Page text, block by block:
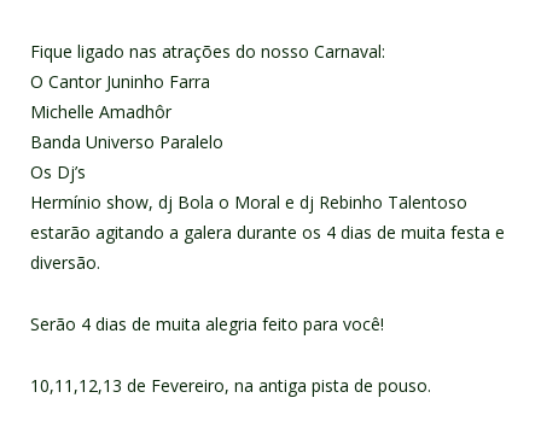
Fique ligado nas atrações do nosso Carnaval:
O Cantor Juninho Farra
Michelle Amadhôr
Banda Universo Paralelo
Os Dj’s
Hermínio show, dj Bola o Moral e dj Rebinho Talentoso
estarão agitando a galera durante os 4 dias de muita festa e
diversão.
Serão 4 dias de muita alegria feito para você!
10,11,12,13 de Fevereiro, na antiga pista de pouso.